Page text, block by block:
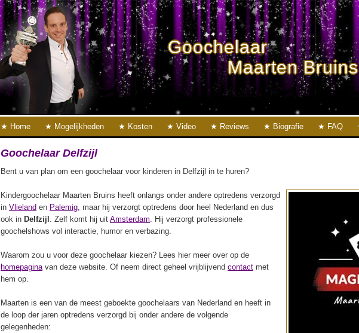
Goochelaar
Maarten Bruins
Home Mogelijkheden Kosten Video Reviews Biografie FAQ
Goochelaar Delfzijl
Bent u van plan om een goochelaar voor kinderen in Delfzijl in te huren?
Kindergoochelaar Maarten Bruins heeft onlangs onder andere optredens verzorgd
in Vlieland en Palemig, maar hij verzorgt optredens door heel Nederland en dus
ook in Delfzijl . Zelf komt hij uit Amsterdam. Hij verzorgt professionele
goochelshows vol interactie, humor en verbazing.
Waarom zou u voor deze goochelaar kiezen? Lees hier meer over op de
homepaginavan deze website. Of neem direct geheel vrijblijvend contact met
hem op.
Maarten is een van de meest geboekte goochelaars van Nederland en heeft in
de loop der jaren optredens verzorgd bij onder andere de volgende
gelegenheden: